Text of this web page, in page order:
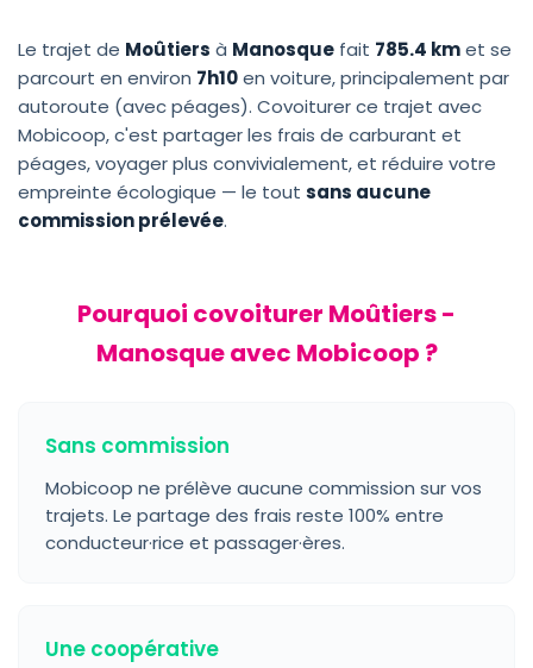
Le trajet de Moûtiers à Manosque fait 785.4 kmet se
parcourt en environ 7h10en voiture, principalement par
autoroute (avec péages). Covoiturer ce trajet avec
Mobicoop, c'est partager les frais de carburant et
péages, voyager plus convivialement, et réduire votre
empreinte écologique — le tout sans aucune
commission prélevée.
Pourquoi covoiturer Moûtiers -
Manosque avec Mobicoop ?
Sans commission
Mobicoop ne prélève aucune commission sur vos
trajets. Le partage des frais reste 100% entre
conducteur·rice et passager·ères.
Une coopérative